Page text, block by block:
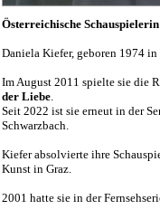
Österreichische Schauspielerin
Daniela Kiefer, geboren 1974 in
Im August 2011 spielte sie die
der Liebe.
Seit 2022 ist sie erneut in der
Schwarzbach.
Kiefer absolvierte ihre
Kunst in Graz.
2001 hatte sie in der